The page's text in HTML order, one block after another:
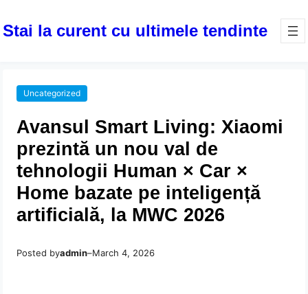
Stai la curent cu ultimele tendinte
Uncategorized
Avansul Smart Living: Xiaomi
prezintă un nou val de
tehnologii Human × Car ×
Home bazate pe inteligență
artificială, la MWC 2026
Posted byadmin–March 4, 2026